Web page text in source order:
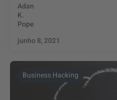
Adan
K.
Pope
junho 8, 2021
Business Hacking